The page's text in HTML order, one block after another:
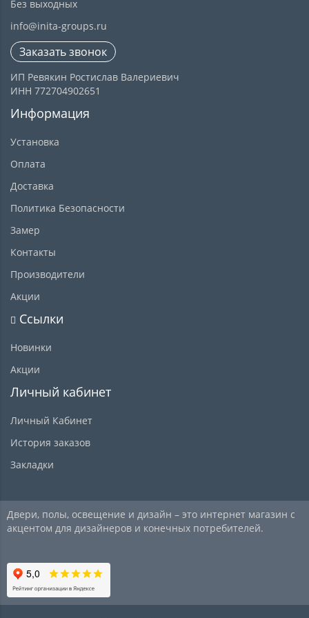
Без выходных
info@inita-groups.ru
Заказать звонок
ИП Ревякин Ростислав Валериевич
ИНН 772704902651
Информация
Установка
Оплата
Доставка
Политика Безопасности
Замер
Контакты
Производители
Акции
Ссылки
Новинки
Акции
Личный кабинет
Личный Кабинет
История заказов
Закладки
Двери, полы, освещение и дизайн – это интернет магазин с
акцентом для дизайнеров и конечных потребителей.